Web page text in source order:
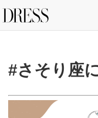
特集記事
#さそり座